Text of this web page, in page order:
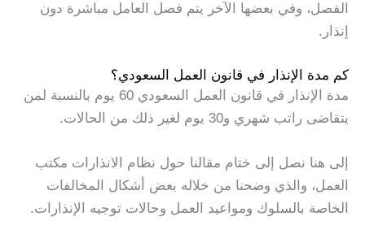
الفصل، وفي بعضها الآخر يتم فصل العامل مباشرة دون
إنذار.
كم مدة الإنذار في قانون العمل السعودي؟
مدة الإنذار في قانون العمل السعودي 60 يوم بالنسبة لمن
يتقاضى راتب شهري و30 يوم لغير ذلك من الحالات.
إلى هنا نصل إلى ختام مقالنا حول نظام الانذارات مكتب
العمل، والذي وضحنا من خلاله بعض أشكال المخالفات
الخاصة بالسلوك ومواعيد العمل وحالات توجيه الإنذارات.